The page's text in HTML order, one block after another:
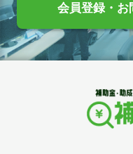
会員登録・お